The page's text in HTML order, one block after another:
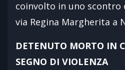
coinvolto in uno scontro
via Regina Margherita a
DETENUTO MORTO IN
SEGNO DI VIOLENZA